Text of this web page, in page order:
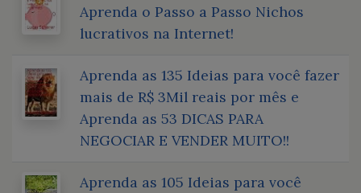
Aprenda o Passo a Passo Nichos
lucrativos na Internet!
Aprenda as 135 Ideias para você fazer
mais de R$ 3Mil reais por mês e
Aprenda as 53 DICAS PARA
NEGOCIAR E VENDER MUITO!!
Aprenda as 105 Ideias para você